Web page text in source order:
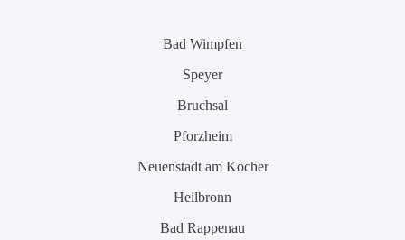
Bad Wimpfen
Speyer
Bruchsal
Pforzheim
Neuenstadt am Kocher
Heilbronn
Bad Rappenau